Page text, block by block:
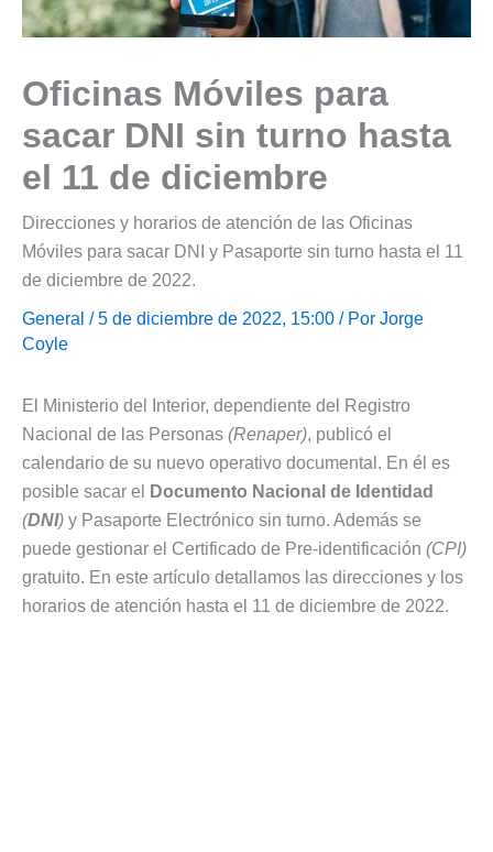
Oficinas Móviles para
sacar DNI sin turno hasta
el 11 de diciembre
Direcciones y horarios de atención de las Oficinas
Móviles para sacar DNI y Pasaporte sin turno hasta el 11
de diciembre de 2022.
General / 5 de diciembre de 2022, 15:00 / Por Jorge
Coyle
El Ministerio del Interior, dependiente del Registro
Nacional de las Personas (Renaper), publicó el
calendario de su nuevo operativo documental. En él es
posible sacar el
Documento Nacional de Identidad
(DNI) y Pasaporte Electrónico sin turno. Además se
puede gestionar el Certificado de Pre-identificación (CPI)
gratuito. En este artículo detallamos las direcciones y los
horarios de atención hasta el 11 de diciembre de 2022.